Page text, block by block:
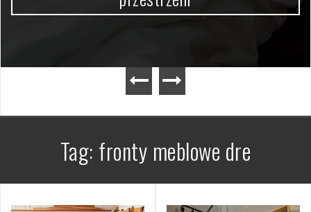
Tag: fronty meblowe dre